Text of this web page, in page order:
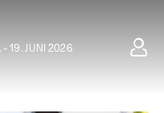
- 19. JUNI 2026